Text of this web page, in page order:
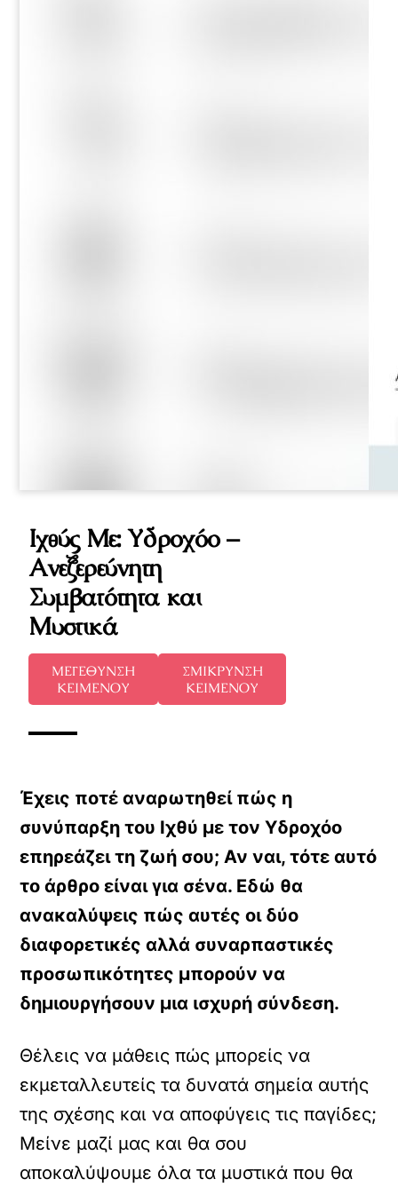
Ιχθύς Με: Υδροχόο –
Ανεξερεύνητη
Συμβατότητα και
Μυστικά
ΜΕΓΕΘΥΝΣΗ
ΚΕΙΜΕΝΟΥ
ΣΜΙΚΡΥΝΣΗ
ΚΕΙΜΕΝΟΥ
Έχεις ποτέ αναρωτηθεί πώς η
συνύπαρξη του Ιχθύ με τον Υδροχόο
επηρεάζει τη ζωή σου; Αν ναι, τότε αυτό
το άρθρο είναι για σένα. Εδώ θα
ανακαλύψεις πώς αυτές οι δύο
διαφορετικές αλλά συναρπαστικές
προσωπικότητες μπορούν να
δημιουργήσουν μια ισχυρή σύνδεση.
Θέλεις να μάθεις πώς μπορείς να
εκμεταλλευτείς τα δυνατά σημεία αυτής
της σχέσης και να αποφύγεις τις παγίδες;
Μείνε μαζί μας και θα σου
αποκαλύψουμε όλα τα μυστικά που θα